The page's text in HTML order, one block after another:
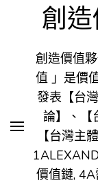
創
創造價值
值 」是價
發表【台
論】、【
【台灣主
價值鏈,